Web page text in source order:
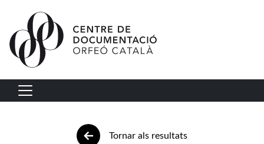
Vés al contingut
Navegació principal
Tornar als resultats